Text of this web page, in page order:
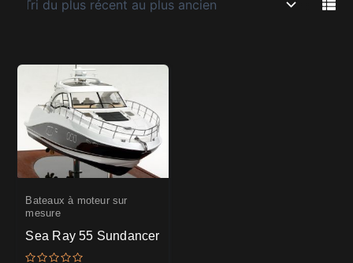
Bateaux à moteur sur
mesure
Sea Ray 55 Sundancer